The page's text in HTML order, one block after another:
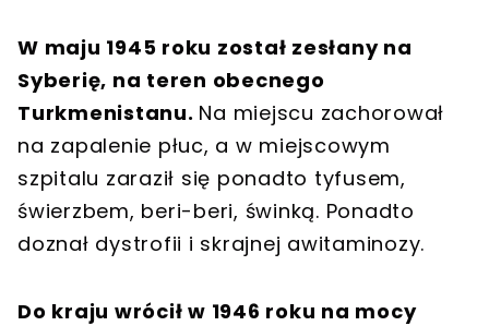
W maju 1945 roku został zesłany na
Syberię, na teren obecnego
Turkmenistanu. Na miejscu zachorował
na zapalenie płuc, a w miejscowym
szpitalu zaraził się ponadto tyfusem,
świerzbem, beri-beri, świnką. Ponadto
doznał dystrofii i skrajnej awitaminozy.
Do kraju wrócił w 1946 roku na mocy